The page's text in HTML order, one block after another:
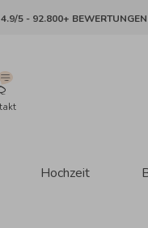
4.9/5 - 92.800+ BEWERTUNGEN
Hochzeit